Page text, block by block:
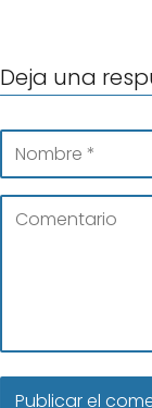
Deja una